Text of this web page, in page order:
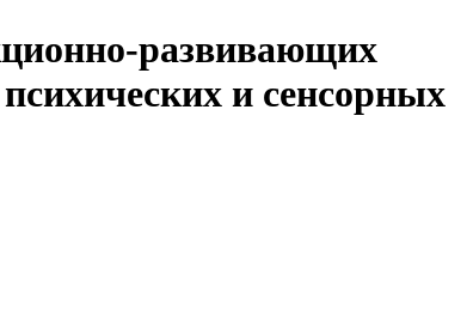
развивающих
и сенсорных